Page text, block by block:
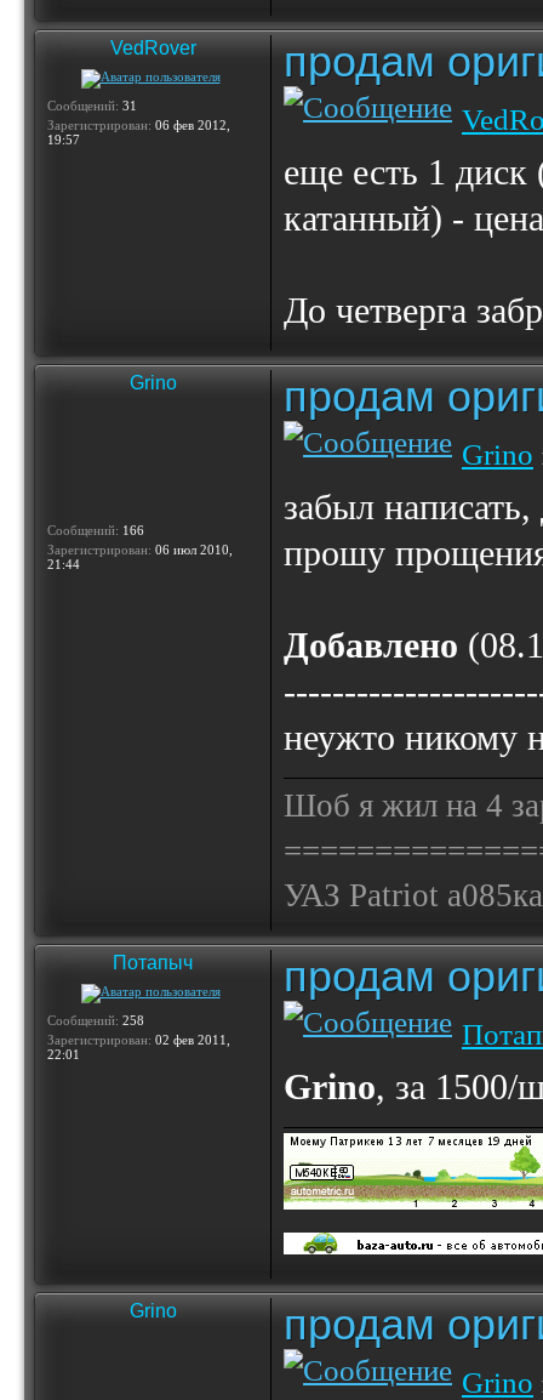
VedRover
Сообщений: 31
Зарегистрирован: 06 фев 2012,
19:57
продам
еще есть 1
катанный) -
До четверга
Grino
Сообщений: 166
Зарегистрирован: 06 июл 2010,
21:44
продам
Grino
забыл
прошу
Добавлено
неужто никому
Шоб я жил на 4
УАЗ Patriot
Потапыч
Сообщений: 258
Зарегистрирован: 02 фев 2011,
22:01
продам
Grino, за 1500/
Grino продам
Grino